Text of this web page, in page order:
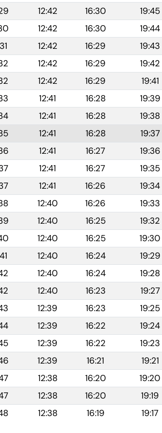
12:42 16:30 19:45
12:42 16:30 19:44
12:42 16:29 19:43
12:42 16:29 19:42
12:42 16:29 19:41
12:41 16:28 19:39
12:41 16:28 19:38
12:41 16:28 19:37
12:41 16:27 19:36
12:41 16:27 19:35
12:41 16:26 19:34
12:40 16:26 19:33
12:40 16:25 19:32
12:40 16:25 19:30
12:40 16:24 19:29
12:40 16:24 19:28
12:40 16:23 19:27
12:39 16:23 19:25
12:39 16:22 19:24
12:39 16:22 19:23
12:39 16:21 19:21
12:38 16:20 19:20
12:38 16:20 19:19
12:38 16:19 19:17